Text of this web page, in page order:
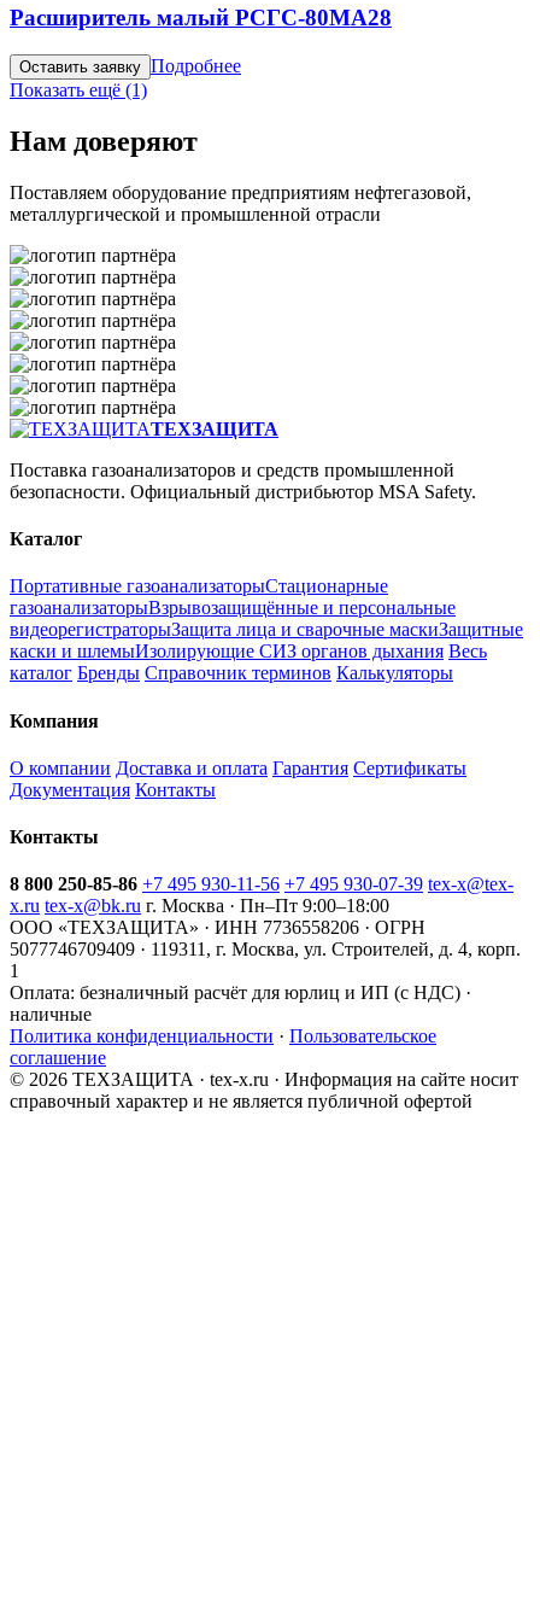
Расширитель малый РСГС-80МА28
Оставить заявку Подробнее
Показать ещё (1)
Нам доверяют
Поставляем оборудование предприятиям нефтегазовой,
металлургической и промышленной отрасли
ТЕХЗАЩИТА
Поставка газоанализаторов и средств промышленной
безопасности. Официальный дистрибьютор MSA Safety.
Каталог
Портативные газоанализаторыСтационарные
газоанализаторыВзрывозащищённые и персональные
видеорегистраторыЗащита лица и сварочные маскиЗащитные
каски и шлемыИзолирующие СИЗ органов дыхания Весь
каталог Бренды Справочник терминов Калькуляторы
Компания
О компании Доставка и оплата Гарантия Сертификаты
Документация Контакты
Контакты
8 800 250-85-86 +7 495 930-11-56 +7 495 930-07-39 tex-x@tex-
x.ru tex-x@bk.ru г. Москва · Пн–Пт 9:00–18:00
ООО «ТЕХЗАЩИТА» · ИНН 7736558206 · ОГРН
5077746709409 · 119311, г. Москва, ул. Строителей, д. 4, корп.
1
Оплата: безналичный расчёт для юрлиц и ИП (с НДС) ·
наличные
Политика конфиденциальности · Пользовательское
соглашение
© 2026 ТЕХЗАЩИТА · tex-x.ru · Информация на сайте носит
справочный характер и не является публичной офертой